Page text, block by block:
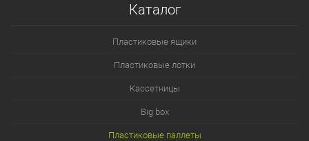
Каталог
Пластиковые ящики
Пластиковые лотки
Кассетницы
Big box
Пластиковые паллеты